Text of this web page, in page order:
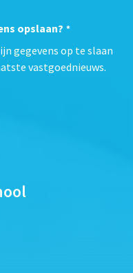
opslaan? *
gegevens op te slaan
vastgoednieuws.